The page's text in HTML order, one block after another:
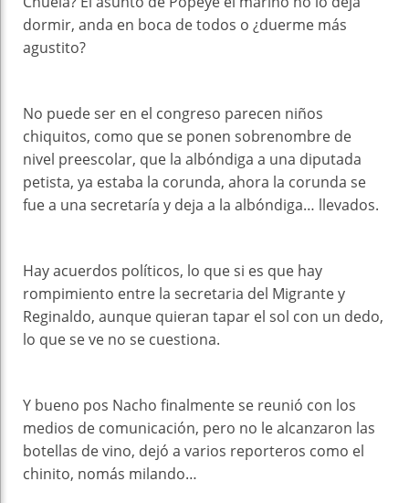
dormir, anda en boca de todos o ¿duerme más
agustito?
No puede ser en el congreso parecen niños
chiquitos, como que se ponen sobrenombre de
nivel preescolar, que la albóndiga a una diputada
petista, ya estaba la corunda, ahora la corunda se
fue a una secretaría y deja a la albóndiga… llevados.
Hay acuerdos políticos, lo que si es que hay
rompimiento entre la secretaria del Migrante y
Reginaldo, aunque quieran tapar el sol con un dedo,
lo que se ve no se cuestiona.
Y bueno pos Nacho finalmente se reunió con los
medios de comunicación, pero no le alcanzaron las
botellas de vino, dejó a varios reporteros como el
chinito, nomás milando…